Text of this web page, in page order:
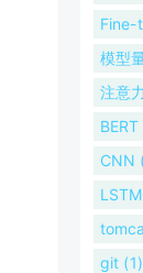
Fine-
模型
注意
CNN
git (1)